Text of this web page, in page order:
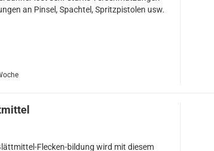
an Pinsel, Spachtel, Spritzpistolen usw.
Flecken-bildung wird mit diesem